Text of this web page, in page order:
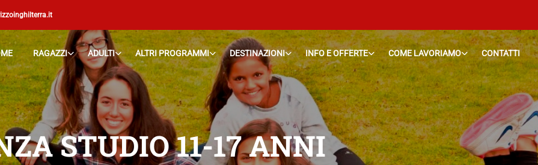
RAGAZZI ADULTI ALTRI PROGRAMMI DESTINAZIONI INFO E OFFERTE COME LAVORIAMO CONTATTI
STUDIO 11-17 ANNI